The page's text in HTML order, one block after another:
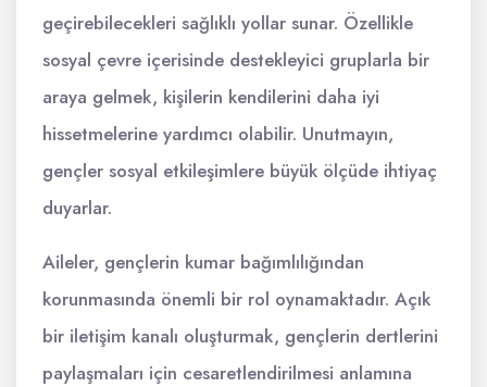
geçirebilecekleri sağlıklı yollar sunar. Özellikle
sosyal çevre içerisinde destekleyici gruplarla bir
araya gelmek, kişilerin kendilerini daha iyi
hissetmelerine yardımcı olabilir. Unutmayın,
gençler sosyal etkileşimlere büyük ölçüde ihtiyaç
duyarlar.
Aileler, gençlerin kumar bağımlılığından
korunmasında önemli bir rol oynamaktadır. Açık
bir iletişim kanalı oluşturmak, gençlerin dertlerini
paylaşmaları için cesaretlendirilmesi anlamına